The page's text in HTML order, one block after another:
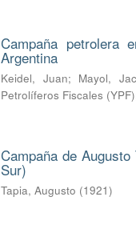
Campaña petrolera
Argentina
Keidel, Juan; Mayol,
Petrolíferos Fiscales (YPF)
Campaña de
Sur)
Tapia, Augusto (1921)